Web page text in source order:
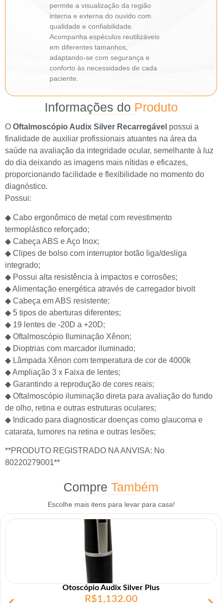
permite a visualização da região
interna e externa do ouvido com
qualidade e confiabilidade.
Acompanha espéculos reutilizáveis
em diferentes tamanhos,
adaptando-se com segurança e
conforto às necessidades de cada
paciente.
Informações do Produto
O Oftalmoscópio Audix Silver Recarregável possui a
finalidade de auxiliar profissionais atuantes na área da
saúde na avaliação da integridade ocular, semelhante à luz
do dia deixando as imagens mais nítidas e eficazes,
proporcionando facilidade e flexibilidade no momento do
diagnóstico.
Possui:
◆ Cabo ergonômico de metal com revestimento
termoplástico reforçado;
◆ Cabeça ABS e Aço Inox;
◆ Clipes de bolso com interruptor botão liga/desliga
integrado;
◆ Possui alta resistência à impactos e corrosões;
◆ Alimentação energética através de carregador bivolt
◆ Cabeça em ABS resistente;
◆ 5 tipos de aberturas diferentes;
◆ 19 lentes de -20D a +20D;
◆ Oftalmoscópio Iluminação Xênon;
◆ Dioptrias com marcador iluminado;
◆ Lâmpada Xênon com temperatura de cor de 4000k
◆ Ampliação 3 x Faixa de lentes;
◆ Garantindo a reprodução de cores reais;
◆ Oftalmoscópio iluminação direta para avaliação do fundo
de olho, retina e outras estruturas oculares;
◆ Indicado para diagnosticar doenças como glaucoma e
catarata, tumores na retina e outras lesões;
**PRODUTO REGISTRADO NA ANVISA: No
80220279001**
Compre Também
Escolhe mais itens para levar para casa!
Otoscópio Audix Silver Plus
R$1,132.00